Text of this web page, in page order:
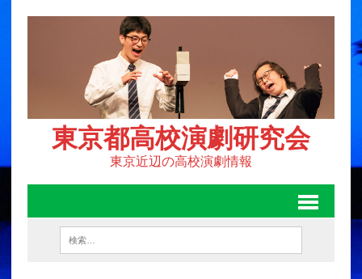
東京都高校演劇研究会
東京近辺の高校演劇情報